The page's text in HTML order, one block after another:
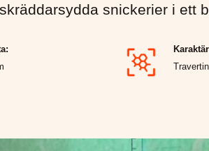
snickerier i ett
Travertin